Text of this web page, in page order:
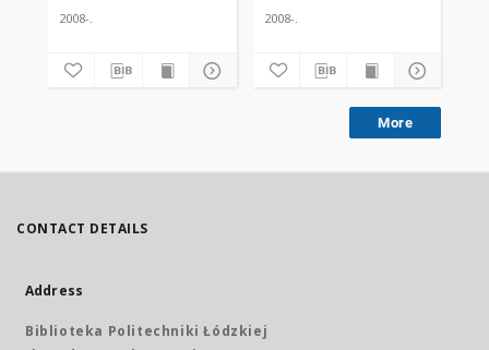
1947-2015
2008-.
1867)
2008-.
More
CONTACT DETAILS
Address
Biblioteka Politechniki Łódzkiej